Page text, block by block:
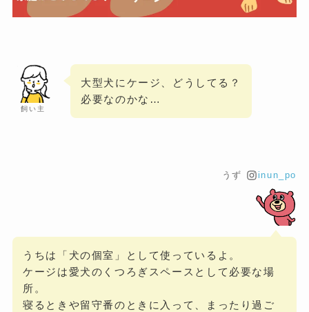
飼い主
大型犬にケージ、どうしてる？
必要なのかな…
うず inun_po
うちは「犬の個室」として使っているよ。
ケージは愛犬のくつろぎスペースとして必要な場
所。
寝るときや留守番のときに入って、まったり過ご